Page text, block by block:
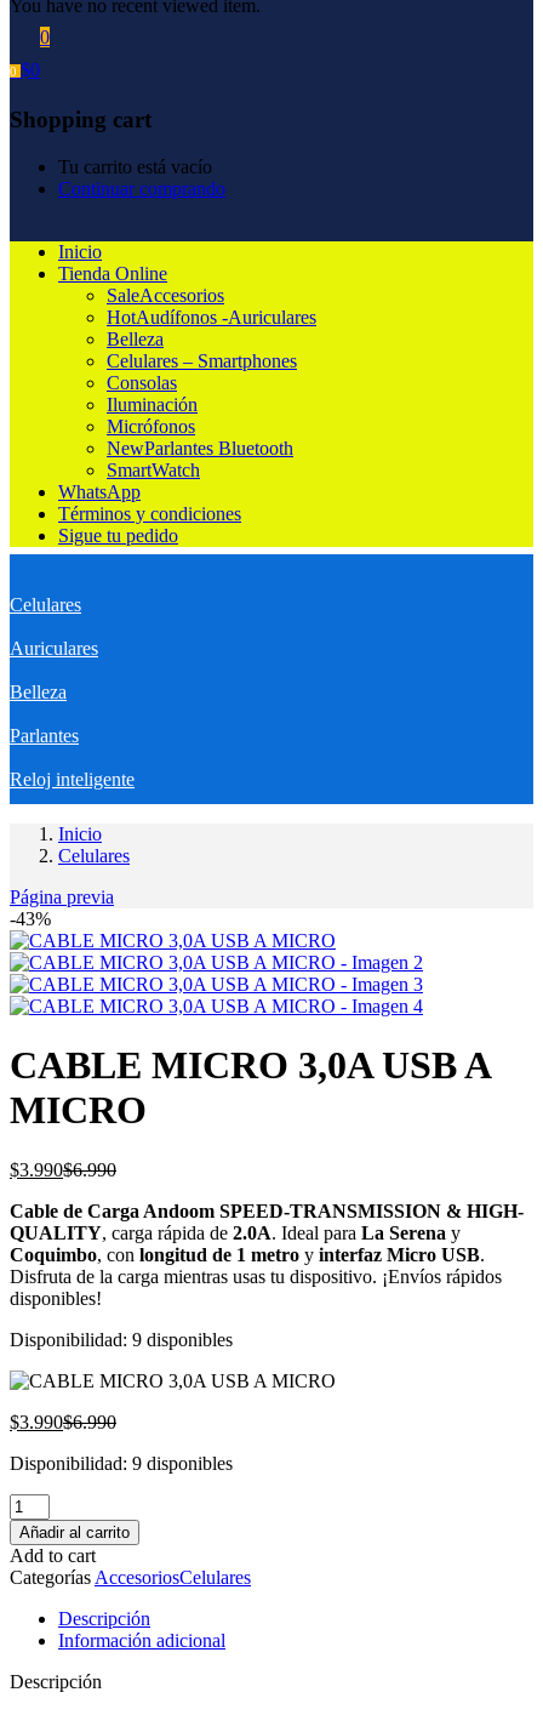
You have no recent viewed item.
0
0 $0
Shopping cart
Tu carrito está vacío
Continuar comprando
Inicio
Tienda Online
SaleAccesorios
HotAudífonos -Auriculares
Belleza
Celulares – Smartphones
Consolas
Iluminación
Micrófonos
NewParlantes Bluetooth
SmartWatch
WhatsApp
Términos y condiciones
Sigue tu pedido
Celulares
Auriculares
Belleza
Parlantes
Reloj inteligente
Inicio
Celulares
Página previa
-43%
CABLE MICRO 3,0A USB A
MICRO
$3.990El
actual
es:
$3.990.
$6.990El
original
era:
$6.990.
Cable de Carga Andoom SPEED-TRANSMISSION & HIGH-
QUALITY, carga rápida de 2.0A. Ideal para La Serena y
Coquimbo, con longitud de 1 metro y interfaz Micro USB.
Disfruta de la carga mientras usas tu dispositivo. ¡Envíos rápidos
disponibles!
Disponibilidad: 9 disponibles
$3.990El
actual
$6.990El
original
Disponibilidad: 9 disponibles
CABLE
MICRO
3,0A
USB
A
MICRO
cantidad
Añadir al carrito
Add to cart
Categorías AccesoriosCelulares
Descripción
Información adicional
Descripción